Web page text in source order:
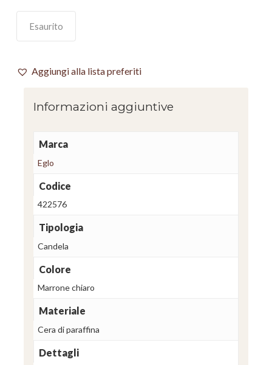
originale
era:
9,18 €.
Esaurito
Aggiungi alla lista preferiti
Informazioni aggiuntive
Marca
Eglo
Codice
422576
Tipologia
Candela
Colore
Marrone chiaro
Materiale
Cera di paraffina
Dettagli